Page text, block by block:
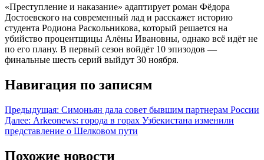
«Преступление и наказание» адаптирует роман Фёдора
Достоевского на современный лад и расскажет историю
студента Родиона Раскольникова, который решается на
убийство процентщицы Алёны Ивановны, однако всё идёт не
по его плану. В первый сезон войдёт 10 эпизодов —
финальные шесть серий выйдут 30 ноября.
Навигация по записям
Предыдущая: Симоньян дала совет бывшим партнерам России
Далее: Arkeonews: города в горах Узбекистана изменили
представление о Шелковом пути
Похожие новости